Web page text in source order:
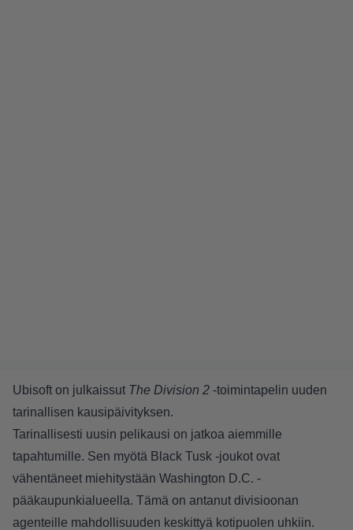
Ubisoft on julkaissut The Division 2 -toimintapelin uuden
tarinallisen kausipäivityksen.
Tarinallisesti uusin pelikausi on jatkoa aiemmille
tapahtumille. Sen myötä Black Tusk -joukot ovat
vähentäneet miehitystään Washington D.C. -
pääkaupunkialueella. Tämä on antanut divisioonan
agenteille mahdollisuuden keskittyä kotipuolen uhkiin.